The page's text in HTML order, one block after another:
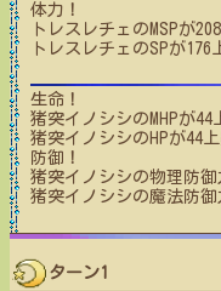
体力！
トレスレチェ のMSPが208
トレスレチェ のSPが176
生命！
猪突イノシシのMHPが44
猪突イノシシのHPが44上
防御！
猪突イノシシの物理防御
猪突イノシシの魔法防御
ターン1